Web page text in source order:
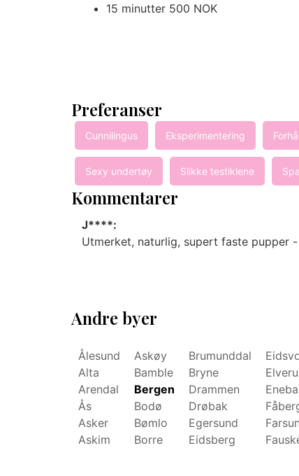
15 minutter 500 NOK
Preferanser
Cunnilingus Eksperimentering
Sexy undertøy Slikke testiklene
Kommentarer
J****:
Utmerket, naturlig, supert faste pupper
Andre byer
Ålesund
Alta
Arendal
Ås
Asker
Askim
Askøy
Bamble
Bergen
Bodø
Bømlo
Borre
Brumunddal
Bryne
Drammen
Drøbak
Egersund
Eidsberg